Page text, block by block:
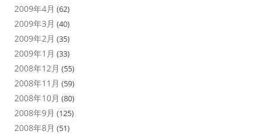
2009年4月 (62)
2009年3月 (40)
2009年2月 (35)
2009年1月 (33)
2008年12月 (55)
2008年11月 (59)
2008年10月 (80)
2008年9月 (125)
2008年8月 (51)